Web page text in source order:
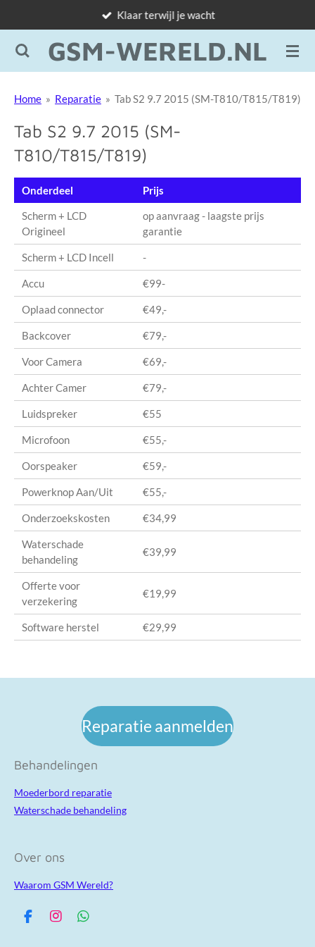
naar
de
GSM-WERELD.NL
Klaar terwijl je wacht
Home » Reparatie » Tab S2 9.7 2015 (SM-T810/T815/T819)
Tab S2 9.7 2015 (SM-
T810/T815/T819)
Onderdeel
Prijs
Scherm + LCD
Origineel
op aanvraag - laagste prijs
garantie
Scherm + LCD Incell -
Accu €99-
Oplaad connector €49,-
Backcover €79,-
Voor Camera €69,-
Achter Camer €79,-
Luidspreker €55
Microfoon €55,-
Oorspeaker €59,-
Powerknop Aan/Uit €55,-
Onderzoekskosten €34,99
Waterschade
behandeling
€39,99
Offerte voor
verzekering
€19,99
Software herstel €29,99
Reparatie aanmelden
Behandelingen
Moederbord reparatie
Waterschade behandeling
Over ons
Waarom GSM Wereld?
F
I
W